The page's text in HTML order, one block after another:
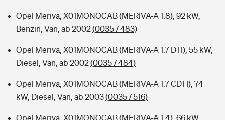
Tools
Kinderunfall-Check: Mehr Sicherheit für deine Kids
Typklassen: So ist Ihr Auto eingestuft
Opel Meriva, X01MONOCAB (MERIVA-A 1.8), 92 kW,
Benzin, Van, ab 2002(0035 / 483)
Opel Meriva, X01MONOCAB (MERIVA-A 1.7 DTI), 55 kW,
Diesel, Van, ab 2002(0035 / 484)
Opel Meriva, X01MONOCAB (MERIVA-A 1.7 CDTI), 74
kW, Diesel, Van, ab 2003(0035 / 516)
Opel Meriva, X01MONOCAB (MERIVA-A 1.4), 66 kW,